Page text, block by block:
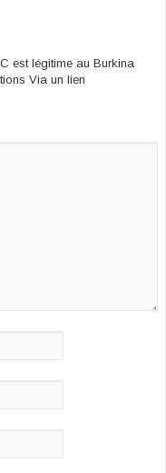
est légitime au Burkina
Via un lien